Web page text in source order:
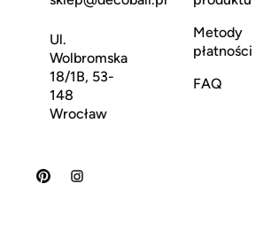
Ul.
Wolbromska
18/1B, 53-
148
Wrocław
Metody
płatności
FAQ